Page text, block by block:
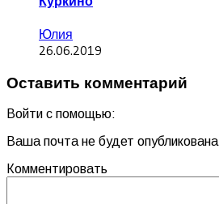
Юлия
26.06.2019
Оставить комментарий
Войти с помощью:
Ваша почта не будет опубликована
Комментировать